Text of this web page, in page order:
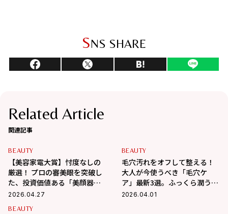
SNS SHARE
Related Article
関連記事
BEAUTY
【美容家電大賞】忖度なしの
厳選！ プロの審美眼を突破し
た、投資価値ある「美顔器」5
選
2026.04.27
BEAUTY
毛穴汚れをオフして整える！
大人が今使うべき「毛穴ケ
ア」最新3選。ふっくら潤う理
想の肌へ
2026.04.01
BEAUTY